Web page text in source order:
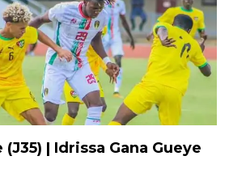
| Idrissa Gana Gueye